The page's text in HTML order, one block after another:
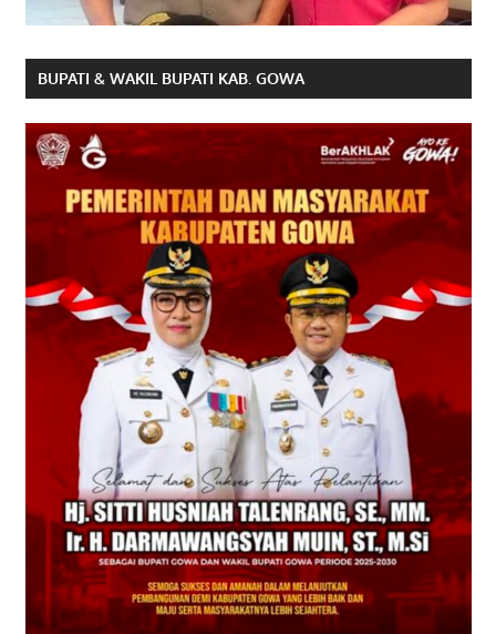
BUPATI & WAKIL BUPATI KAB. GOWA